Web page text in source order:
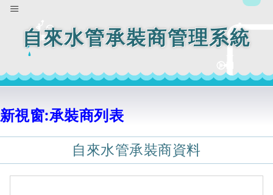
自來水管承裝商管理系統
新視窗:承裝商列表
自來水管承裝商資料